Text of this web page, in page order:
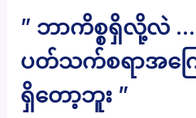
” ဘာကိစ္စရှိလို့လဲ
ပတ်သက်စရာအကြ
ရှိတော့ဘူး ”